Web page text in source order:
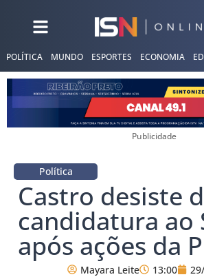
POLÍTICA MUNDO ESPORTES ECONOMIA
Publicidade
Política
Castro desiste
candidatura ao
após ações da
Mayara Leite 13:00